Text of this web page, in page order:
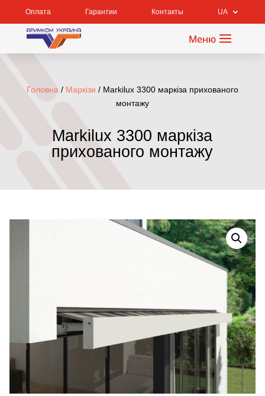
Оплата Гарантии Контакты UA
Головна / Маркізи / Markilux 3300 маркіза прихованого
монтажу
Markilux 3300 маркіза
прихованого монтажу